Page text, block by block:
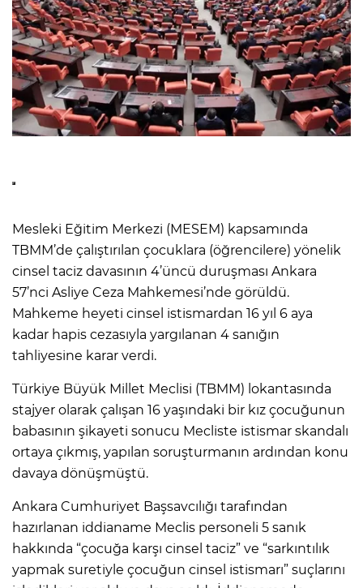
Mesleki Eğitim Merkezi (MESEM) kapsamında
TBMM’de çalıştırılan çocuklara (öğrencilere) yönelik
cinsel taciz davasının 4’üncü duruşması Ankara
57’nci Asliye Ceza Mahkemesi’nde görüldü.
Mahkeme heyeti cinsel istismardan 16 yıl 6 aya
kadar hapis cezasıyla yargılanan 4 sanığın
tahliyesine karar verdi.
Türkiye Büyük Millet Meclisi (TBMM) lokantasında
stajyer olarak çalışan 16 yaşındaki bir kız çocuğunun
babasının şikayeti sonucu Mecliste istismar skandalı
ortaya çıkmış, yapılan soruşturmanın ardından konu
davaya dönüşmüştü.
Ankara Cumhuriyet Başsavcılığı tarafından
hazırlanan iddianame Meclis personeli 5 sanık
hakkında “çocuğa karşı cinsel taciz” ve “sarkıntılık
yapmak suretiyle çocuğun cinsel istismarı” suçlarını